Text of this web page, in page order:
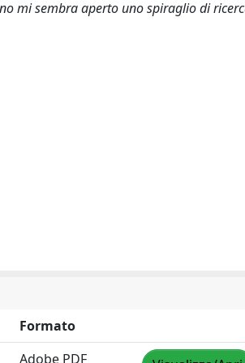
mi sembra aperto uno spiraglio di
Formato
Adobe PDF